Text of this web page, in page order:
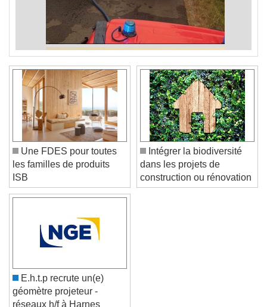
Une FDES pour toutes
les familles de produits
ISB
Intégrer la biodiversité
dans les projets de
construction ou rénovation
E.h.t.p recrute un(e)
géomètre projeteur -